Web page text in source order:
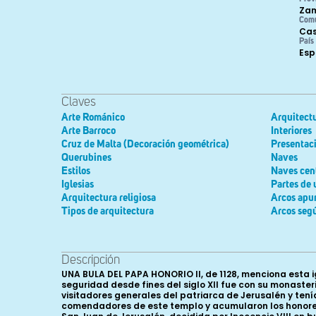
País
Claves
Arte Románico
Arte Barroco
Cruz de Malta (Decoración geométrica)
Querubines
Estilos
Iglesias
Arquitectura religiosa
Tipos de arquitectura
Interiores
Naves
Naves
Partes de
Arcos
Arcos
Descripción
UNA BULA DEL PAPA HONORIO II, de 1128, menciona esta iglesia entre las propiedades que la Orden del Santo Sepulcro tenía fuera de Tierra Santa. Quizá desde entonces y con seguridad desde fines del siglo XII fue con su monasterio anejo casa matriz de la orden en Castilla y León, donde tuvo su sede el priorato de España, cuyos titulares eran vicarios y visitadores generales del patriarca de Jerusalén y tenían bajo su jurisdicción todas las iglesias y casas sepulcristas de Castilla, León, Galicia, Portugal y Navarra; eran comendadores de este templo y acumularon los honores de canónigos de Jerusalén y cubicularios del sumo pontífice. Mantuvo tan alto rango hasta la anexión de la orden a la de San Juan de Jerusalén, decidida por Inocencio VIII en bula de 18 de marzo de 1489, que no surtió efecto al menos hasta la segunda década del siglo siguiente. En 1523 ya estaba reducida a bailía de los sanjuanistas. La comunidad se redujo a un vicario del bailío y seis religiosos, que fueron disminuyendo después a medida que los ingresos descendían. La misma suerte corr i e ron otras dos iglesias románico- mudéjares que tuvo en Toro la Orden del Santo Sepulcro desde la última década del siglo XII, la de Santa Marina del Mercado y la de San Juan de los Gascos. Se encuentra situada en la Plaza Mayor de la ciudad, coincidente con el espacio abierto ante la puerta principal del primitivo recinto amurallado, núcleo de la actividad comercial en la Edad Media, y definitivamente configurada en días del emperador Carlos, tras la doble decisión municipal de trasladar a ella la sede del Consistorio y de ensanchar la plaza a costa de demoler el gran cabildo antepuesto al alzado meridional de esta iglesia. Nada subsiste del templo de 1128, completamente reconstruido en los primeros años del siglo XIII en dos etapas sucesivas que transform a ron el proyecto inicial y aportaron a la fábrica resultante un interés inusual, inadvertido hasta ahora. Fue la cabecera lo primero que se reconstruyó y su planteamiento permite deducir que aquella iglesia primitiva era de una sola nave, ya que lo reedificado de nuevo comprendía sólo un ábside semicilíndrico acoplado al correspondiente tramo recto presbiteral o capilla, que algo lo excede en anchura y más en altura, con las soluciones y aparejos propios del románico mudéjar. En concordancia con la cabecera del Salvador, el ábside está articulado por un solo orden de dobladas arquerías ciegas en su alzado externo, a juzgar por lo poco que dejan ver las viviendas a él adosadas, y por dentro adopta una composición análoga: zócalo con una serie de sardineles, cinco arcos ciegos, doblados y con muy leve apuntamiento en el primer cuerpo, cornisa de dos filas de esquinillas y, -aquí radica la nota diferencial, afortunada por cierto- alternando con los tres vanos abocinados del paño superior, cuatro arquillos ciegos de canon menor; sobre el remate, de esquinillas y nacela, una bóveda de cuarto de esfera aparejada en hormigón de guijarros y cal, en la que aún se perciben las huellas de las tablas del encofrado. Un arco agudo y